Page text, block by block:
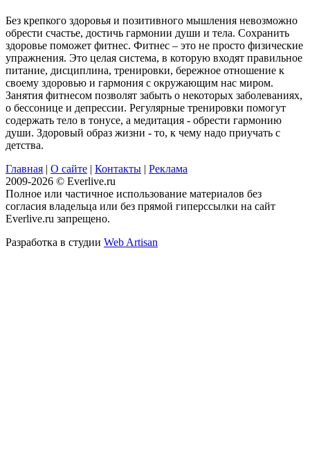
Без крепкого здоровья и позитивного мышления невозможно
обрести счастье, достичь гармонии души и тела. Сохранить
здоровье поможет фитнес. Фитнес – это не просто физические
упражнения. Это целая система, в которую входят правильное
питание, дисциплина, тренировки, бережное отношение к
своему здоровью и гармония с окружающим нас миром.
Занятия фитнесом позволят забыть о некоторых заболеваниях,
о бессонице и депрессии. Регулярные тренировки помогут
содержать тело в тонусе, а медитация - обрести гармонию
души. Здоровый образ жизни - то, к чему надо приучать с
детства.
Главная | О сайте | Контакты | Реклама
2009-2026 © Everlive.ru
Полное или частичное использование материалов без
согласия владельца или без прямой гиперссылки на сайт
Everlive.ru запрещено.
Разработка в студии Web Artisan